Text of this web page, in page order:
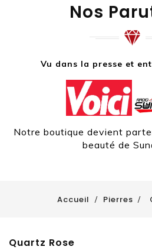
Nos
Vu dans la presse et
Notre boutique devient
beauté de
Accueil Pierres
Quartz Rose